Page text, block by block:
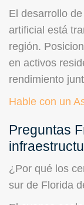
El desarrollo
artificial está
región.
en activos
rendimiento
Hable con un
Preguntas
¿Por qué los
sur de Florida